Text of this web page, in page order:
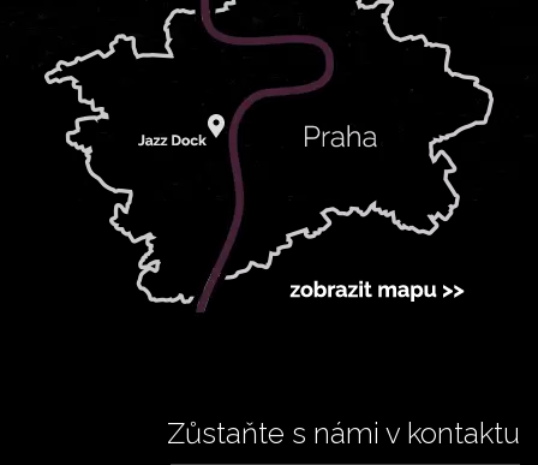
Zůstaňte s námi v kontaktu